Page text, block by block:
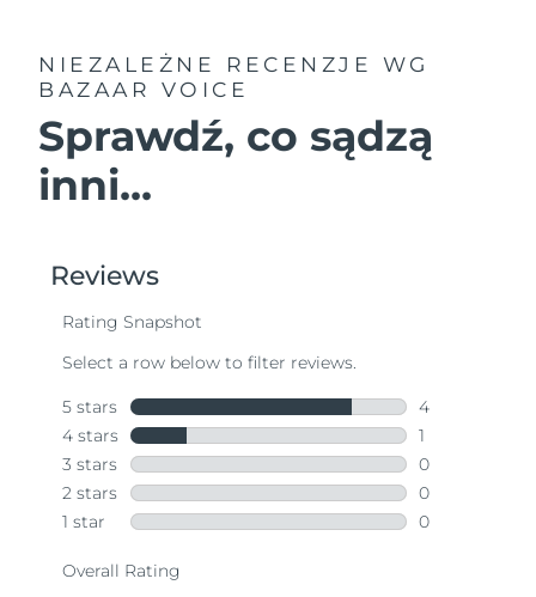
NIEZALEŻNE RECENZJE
WG
BAZAAR VOICE
Sprawdź, co sądzą
inni...